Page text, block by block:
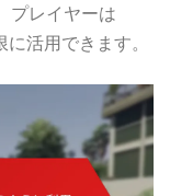
プレイヤーは
活用できます。